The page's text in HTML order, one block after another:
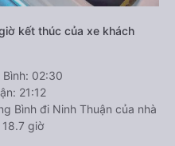
kết thúc của xe khách
02:30
21:12
Bình đi Ninh Thuận của nhà
giờ